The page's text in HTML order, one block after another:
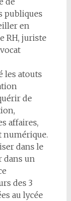
publiques
en
RH, juriste
les atouts
de
affaires,
dans le
dans un
des 3
au lycée